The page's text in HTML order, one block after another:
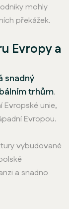
mohly
překážek.
Evropy a
snadný
trhům.
Evropské unie,
Evropou.
vybudované
a snadno